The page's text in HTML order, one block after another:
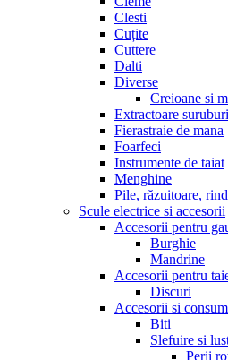
Clesti
Cuțite
Cuttere
Dalti
Diverse
Creioane si
Extractoare suruburi
Fierastraie de mana
Foarfeci
Instrumente de taiat
Menghine
Pile, răzuitoare,
Scule electrice si accesorii
Accesorii pentru
Burghie
Mandrine
Accesorii pentru
Discuri
Accesorii si
Biti
Slefuire si
Perii